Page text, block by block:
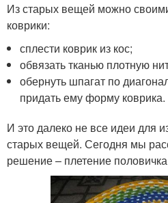
Из старых вещей можно
коврики:
сплести коврик из кос;
обвязать тканью плотную
обернуть шпагат по
придать ему форму коврика.
И это далеко не все идеи для
старых вещей. Сегодня мы
решение – плетение половичка